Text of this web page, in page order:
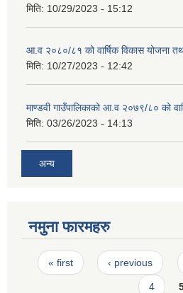
मिति: 10/29/2023 - 15:12
आ.व २०८०/८१ को वार्षिक विकास योजना
मिति: 10/27/2023 - 12:42
माण्डवी गाउँपालिकाको आ.व २०७९/८० को
मिति: 03/26/2023 - 14:13
अन्य
नमुना फारमहरु
Pages
« first ‹ previous
4